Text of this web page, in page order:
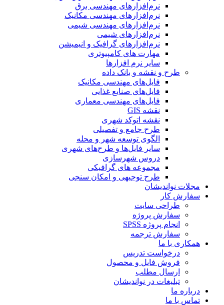
نرم‌افزارهای مهندسی برق
نرم‌افزارهای مهندسی مکانیک
نرم‌افزارهای مهندسی شیمی
نرم‌افزارهای شیمی
نرم‌افزارهای گرافیک و انیمیشن
مهارت های کامپیوتری
سایر نرم افزارها
طرح و نقشه و بانک داده
فایل‌های مهندسی مکانیک
فایل‌های صنایع غذایی
فایل‌های مهندسی معماری
نقشه GIS
نقشه اتوکد شهری
طرح جامع و تفصیلی
الگوی توسعه شهر و محله
سایر فایل‌ها و طرح‌های شهری
دروس شهرسازی
مجموعه های گرافیکی
طرح توجیهی و امکان سنجی
مجلات نواندیشان
سفارش کار
طراحی سایت
سفارش پروژه
انجام پروژه SPSS
سفارش ترجمه
همکاری با ما
درخواست تدریس
فروش فایل و محصول
ارسال مطلب
تبلیغات در نواندیشان
درباره ما
تماس با ما